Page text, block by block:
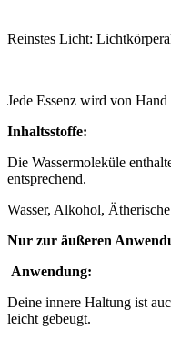
Reinstes Licht:
Jede Essenz wird von
Inhaltsstoffe:
Die Wassermoleküle
entsprechend.
Wasser, Alkohol,
Nur zur äußeren
Anwendung:
Deine innere Haltung ist
leicht gebeugt.